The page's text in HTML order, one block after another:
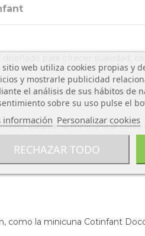
para ofrecer suavidad,
una correcta ventilación,
adaptar la minicuna al estilo
como la minicuna Cotinfant
sitio web utiliza cookies propias y
y mostrarle publicidad
el análisis de sus hábitos de
sobre su uso pulse el
información Personalizar cookies
RECHAZAR TODO